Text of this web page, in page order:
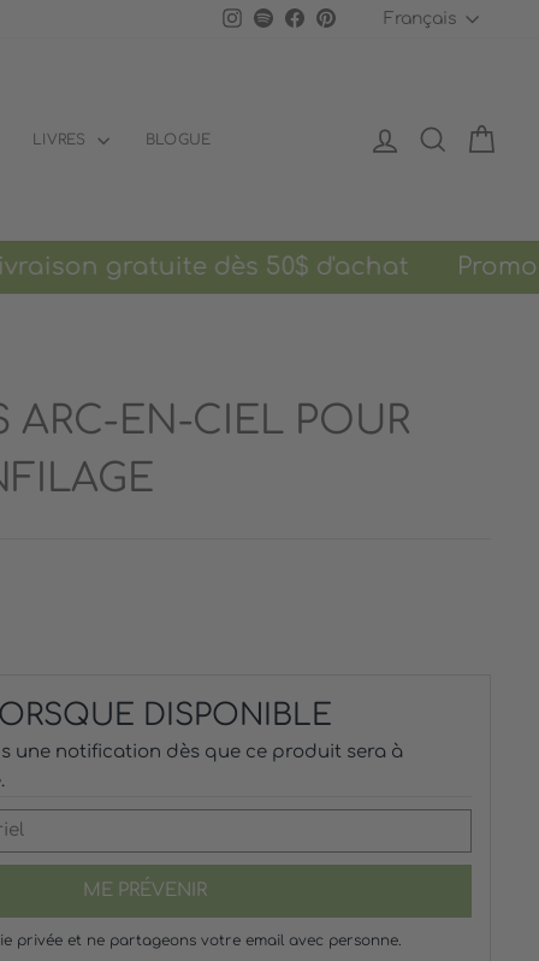
Instagram
SpotifyFacebook
PinterestFrançais
LIVRES BLOGUE SE CONNECTER
gratuite dès 50$ d'achat Promo
ARC-EN-CIEL POUR
DISPONIBLE
une notification dès que ce produit sera à
ME PRÉVENIR
privée et ne partageons votre email avec personne.